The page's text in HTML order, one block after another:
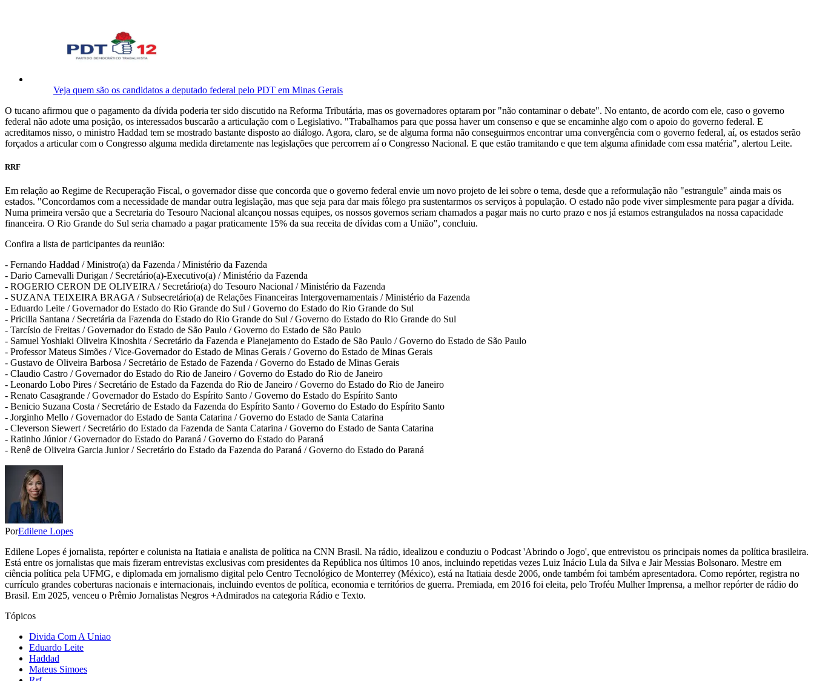
Veja quem são os candidatos a deputado federal pelo PDT em Minas Gerais
O tucano afirmou que o pagamento da dívida poderia ter sido discutido na Reforma Tributária, mas os governadores optaram por "não contaminar o debate". No entanto, de acordo com ele, caso o governo
federal não adote uma posição, os interessados buscarão a articulação com o Legislativo. "Trabalhamos para que possa haver um consenso e que se encaminhe algo com o apoio do governo federal. E
acreditamos nisso, o ministro Haddad tem se mostrado bastante disposto ao diálogo. Agora, claro, se de alguma forma não conseguirmos encontrar uma convergência com o governo federal, aí, os estados serão
forçados a articular com o Congresso alguma medida diretamente nas legislações que percorrem aí o Congresso Nacional. E que estão tramitando e que tem alguma afinidade com essa matéria", alertou Leite.
RRF
Em relação ao Regime de Recuperação Fiscal, o governador disse que concorda que o governo federal envie um novo projeto de lei sobre o tema, desde que a reformulação não "estrangule" ainda mais os
estados. "Concordamos com a necessidade de mandar outra legislação, mas que seja para dar mais fôlego pra sustentarmos os serviços à população. O estado não pode viver simplesmente para pagar a dívida.
Numa primeira versão que a Secretaria do Tesouro Nacional alcançou nossas equipes, os nossos governos seriam chamados a pagar mais no curto prazo e nos já estamos estrangulados na nossa capacidade
financeira. O Rio Grande do Sul seria chamado a pagar praticamente 15% da sua receita de dívidas com a União", concluiu.
Confira a lista de participantes da reunião:
- Fernando Haddad / Ministro(a) da Fazenda / Ministério da Fazenda
- Dario Carnevalli Durigan / Secretário(a)-Executivo(a) / Ministério da Fazenda
- ROGERIO CERON DE OLIVEIRA / Secretário(a) do Tesouro Nacional / Ministério da Fazenda
- SUZANA TEIXEIRA BRAGA / Subsecretário(a) de Relações Financeiras Intergovernamentais / Ministério da Fazenda
- Eduardo Leite / Governador do Estado do Rio Grande do Sul / Governo do Estado do Rio Grande do Sul
- Pricilla Santana / Secretária da Fazenda do Estado do Rio Grande do Sul / Governo do Estado do Rio Grande do Sul
- Tarcísio de Freitas / Governador do Estado de São Paulo / Governo do Estado de São Paulo
- Samuel Yoshiaki Oliveira Kinoshita / Secretário da Fazenda e Planejamento do Estado de São Paulo / Governo do Estado de São Paulo
- Professor Mateus Simões / Vice-Governador do Estado de Minas Gerais / Governo do Estado de Minas Gerais
- Gustavo de Oliveira Barbosa / Secretário de Estado de Fazenda / Governo do Estado de Minas Gerais
- Claudio Castro / Governador do Estado do Rio de Janeiro / Governo do Estado do Rio de Janeiro
- Leonardo Lobo Pires / Secretário de Estado da Fazenda do Rio de Janeiro / Governo do Estado do Rio de Janeiro
- Renato Casagrande / Governador do Estado do Espírito Santo / Governo do Estado do Espírito Santo
- Benicio Suzana Costa / Secretário de Estado da Fazenda do Espírito Santo / Governo do Estado do Espírito Santo
- Jorginho Mello / Governador do Estado de Santa Catarina / Governo do Estado de Santa Catarina
- Cleverson Siewert / Secretário do Estado da Fazenda de Santa Catarina / Governo do Estado de Santa Catarina
- Ratinho Júnior / Governador do Estado do Paraná / Governo do Estado do Paraná
- Renê de Oliveira Garcia Junior / Secretário do Estado da Fazenda do Paraná / Governo do Estado do Paraná
PorEdilene Lopes
Edilene Lopes é jornalista, repórter e colunista na Itatiaia e analista de política na CNN Brasil. Na rádio, idealizou e conduziu o Podcast 'Abrindo o Jogo', que entrevistou os principais nomes da política brasileira.
Está entre os jornalistas que mais fizeram entrevistas exclusivas com presidentes da República nos últimos 10 anos, incluindo repetidas vezes Luiz Inácio Lula da Silva e Jair Messias Bolsonaro. Mestre em
ciência política pela UFMG, e diplomada em jornalismo digital pelo Centro Tecnológico de Monterrey (México), está na Itatiaia desde 2006, onde também foi também apresentadora. Como repórter, registra no
currículo grandes coberturas nacionais e internacionais, incluindo eventos de política, economia e territórios de guerra. Premiada, em 2016 foi eleita, pelo Troféu Mulher Imprensa, a melhor repórter de rádio do
Brasil. Em 2025, venceu o Prêmio Jornalistas Negros +Admirados na categoria Rádio e Texto.
Tópicos
Divida Com A Uniao
Eduardo Leite
Haddad
Mateus Simoes